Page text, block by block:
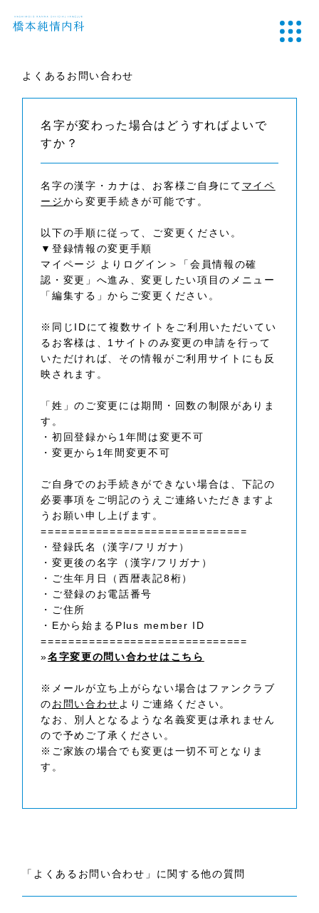
よくあるお問い合わせ
名字が変わった場合はどうすればよいで
すか？
名字の漢字・カナは、お客様ご自身にて マイペ
ージから変更手続きが可能です。
以下の手順に従って、ご変更ください。
▼登録情報の変更手順
マイページ よりログイン＞「会員情報の確
認・変更」へ進み、変更したい項目のメニュー
「編集する」からご変更ください。
※同じIDにて複数サイトをご利用いただいてい
るお客様は、1サイトのみ変更の申請を行って
いただければ、その情報がご利用サイトにも反
映されます。
「姓」のご変更には期間・回数の制限がありま
す。
・初回登録から1年間は変更不可
・変更から1年間変更不可
ご自身でのお手続きができない場合は、下記の
必要事項をご明記のうえご連絡いただきますよ
うお願い申し上げます。
==============================
・登録氏名（漢字/フリガナ）
・変更後の名字（漢字/フリガナ）
・ご生年月日（西暦表記8桁）
・ご登録のお電話番号
・ご住所
・Eから始まるPlus member ID
==============================
»名字変更の問い合わせはこちら
※メールが立ち上がらない場合はファンクラブ
のお問い合わせ よりご連絡ください。
なお、別人となるような名義変更は承れません
ので予めご了承ください。
※ご家族の場合でも変更は一切不可となりま
す。
「よくあるお問い合わせ」に関する他の質問